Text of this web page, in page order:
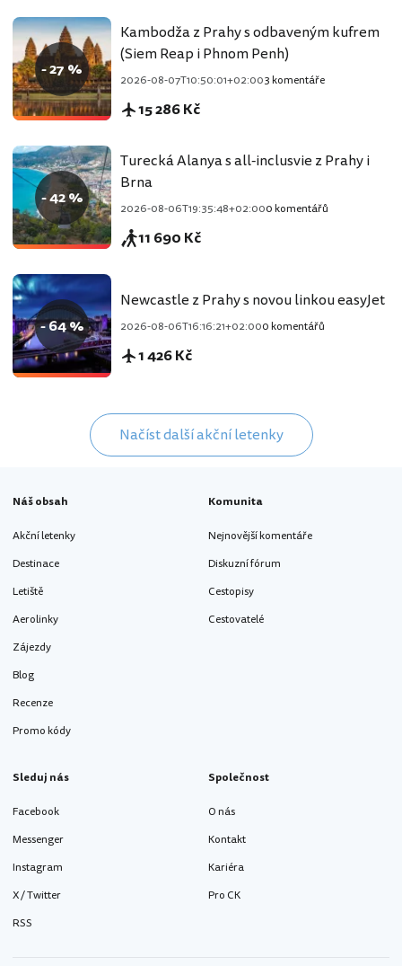
- 27 %
Kambodža z Prahy s odbaveným kufrem
(Siem Reap i Phnom Penh)
2026-08-07T10:50:01+02:003 komentáře
15 286 Kč
- 42 %
Turecká Alanya s all-inclusvie z Prahy i
Brna
2026-08-06T19:35:48+02:000 komentářů
11 690 Kč
- 64 %
Newcastle z Prahy s novou linkou easyJet
2026-08-06T16:16:21+02:000 komentářů
1 426 Kč
Načíst další akční letenky
Náš obsah
Akční letenky
Destinace
Letiště
Aerolinky
Zájezdy
Blog
Recenze
Promo kódy
Komunita
Nejnovější komentáře
Diskuzní fórum
Cestopisy
Cestovatelé
Sleduj nás
Facebook
Messenger
Instagram
X / Twitter
RSS
Společnost
O nás
Kontakt
Kariéra
Pro CK